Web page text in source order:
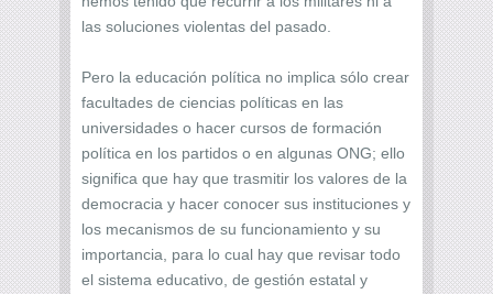
las soluciones violentas del pasado.
Pero la educación política no implica sólo crear
facultades de ciencias políticas en las
universidades o hacer cursos de formación
política en los partidos o en algunas ONG; ello
significa que hay que trasmitir los valores de la
democracia y hacer conocer sus instituciones y
los mecanismos de su funcionamiento y su
importancia, para lo cual hay que revisar todo
el sistema educativo, de gestión estatal y